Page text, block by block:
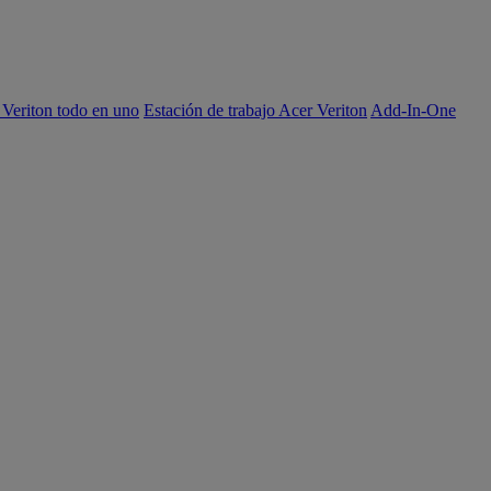
todo en uno Estación de trabajo Acer Veriton Add-In-One